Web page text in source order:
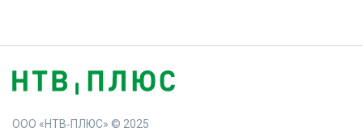
ООО «НТВ‑ПЛЮС» © 2025